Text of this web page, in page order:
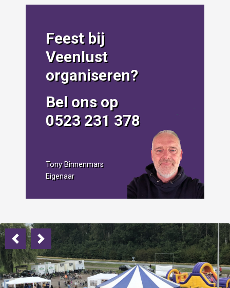
Feest bij
Veenlust
organiseren?
Bel ons op
0523 231 378
Tony Binnenmars
Eigenaar
PreviousNext